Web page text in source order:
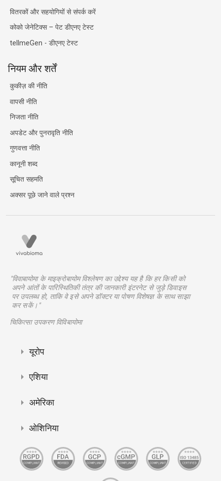
वितरकों और सहयोगियों से संपर्क करें
कोको जेनेटिक्स – पेट डीएनए टेस्ट
tellmeGen - डीएनए टेस्ट
नियम और शर्तें
कुकीज़ की नीति
वापसी नीति
निजता नीति
अपडेट और पुनरावृति नीति
गुणवत्ता नीति
कानूनी शब्द
सूचित सहमति
अक्सर पूछे जाने वाले प्रश्न
"विवाबायोमा के माइक्रोबायोम विश्लेषण का उद्देश्य यह है कि हर किसी को
अपने आंतों के पारिस्थितिकी तंत्र की जानकारी इंटरनेट से जुड़े डिवाइस
पर उपलब्ध हो, ताकि वे इसे अपने डॉक्टर या पोषण विशेषज्ञ के साथ साझा
कर सकें।"
चिकित्सा उपकरण विविबायोमा
यूरोप
एशिया
अमेरिका
ओशिनिया